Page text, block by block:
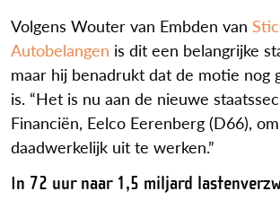
Volgens Wouter van Embden van
Autobelangen is dit een belangrijke
maar hij benadrukt dat de motie nog
is. “Het is nu aan de nieuwe
Financiën, Eelco Eerenberg (D66),
daadwerkelijk uit te werken.”
In 72 uur naar 1,5 miljard